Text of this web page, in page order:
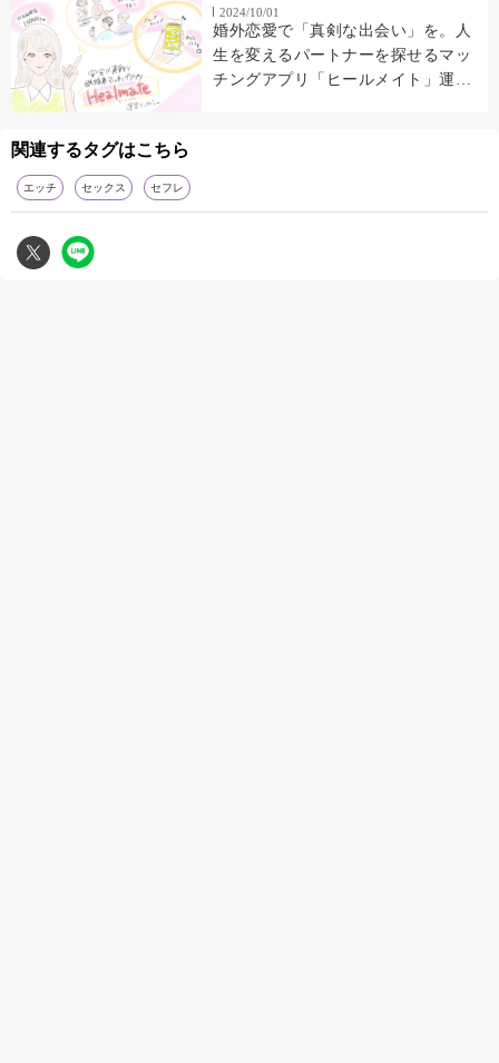
2024/10/01
婚外恋愛で「真剣な出会い」を。人
生を変えるパートナーを探せるマッ
チングアプリ「ヒールメイト」運営
関連するタグはこちら
エッチ セックス セフレ